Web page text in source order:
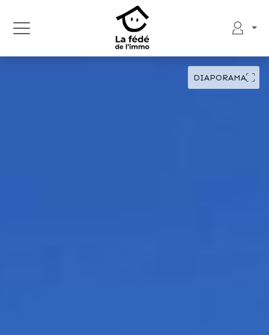
DIAPORAMA